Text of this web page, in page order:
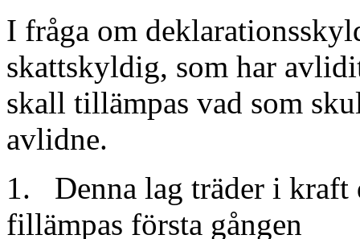
I fråga om
skattskyldig, som har
skall tillämpas vad som
avlidne.
1. Denna lag träder i kraft
fillämpas första gången